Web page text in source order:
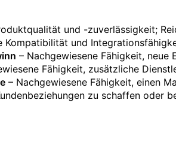
und -zuverlässigkeit;
Kompatibilität und
– Nachgewiesene Fähigkeit, neue
Fähigkeit, zusätzliche
– Nachgewiesene Fähigkeit, einen
zu schaffen oder